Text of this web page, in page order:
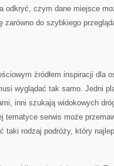
odkryć, czym dane miejsce
zarówno do szybkiego
źródłem inspiracji dla
wyglądać tak samo. Jedni
inni szukają widokowych
tematyce serwis może
taki rodzaj podróży, który